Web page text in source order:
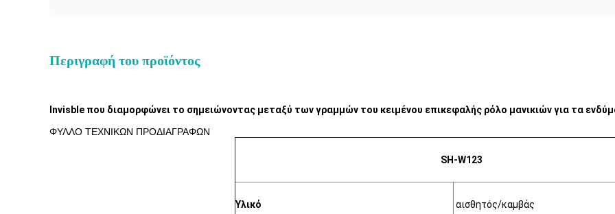
Περιγραφή του προϊόντος
Invisble που διαμορφώνει το σημειώνοντας μεταξύ των γραμμών του κειμένου επικεφαλής ρόλο μανικιών για τα
ΦΥΛΛΟ ΤΕΧΝΙΚΩΝ ΠΡΟΔΙΑΓΡΑΦΩΝ
SH-W123
Υλικό αισθητός/καμβάς